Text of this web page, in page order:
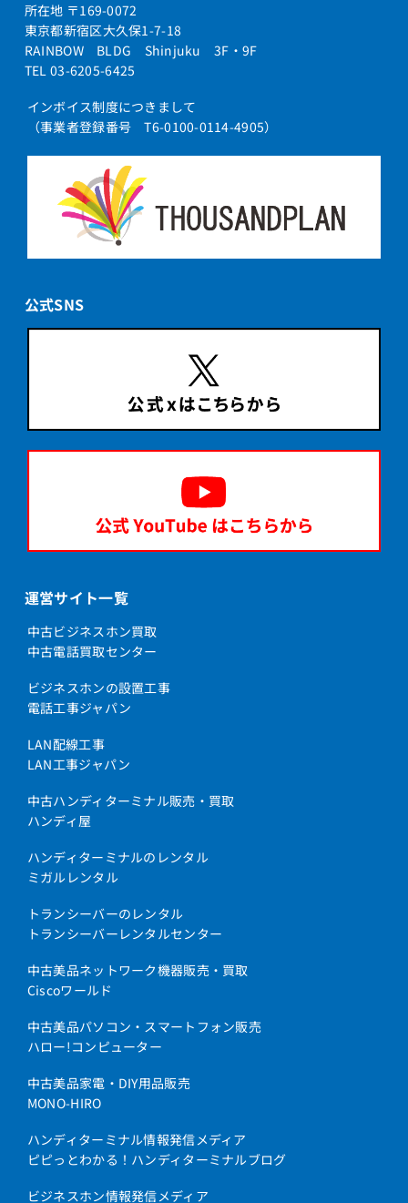
所在地 〒169-0072
東京都新宿区大久保1-7-18
RAINBOW BLDG Shinjuku 3F・9F
TEL 03-6205-6425
インボイス制度につきまして
（事業者登録番号 T6-0100-0114-4905）
公式SNS
運営サイト一覧
中古ビジネスホン買取
中古電話買取センター
ビジネスホンの設置工事
電話工事ジャパン
LAN配線工事
LAN工事ジャパン
中古ハンディターミナル販売・買取
ハンディ屋
ハンディターミナルのレンタル
ミガルレンタル
トランシーバーのレンタル
トランシーバーレンタルセンター
中古美品ネットワーク機器販売・買取
Ciscoワールド
中古美品パソコン・スマートフォン販売
ハロー!コンピューター
中古美品家電・DIY用品販売
MONO-HIRO
ハンディターミナル情報発信メディア
ピピっとわかる！ハンディターミナルブログ
ビジネスホン情報発信メディア